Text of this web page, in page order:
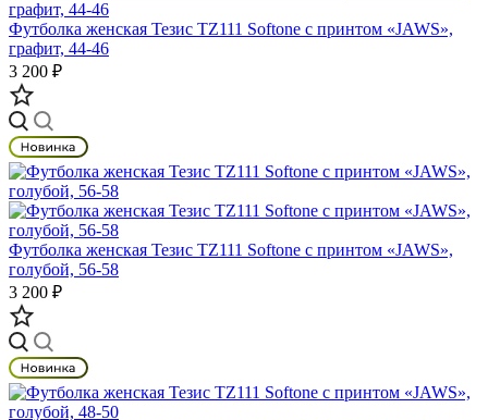
Футболка женская Тезис TZ111 Softone с принтом «JAWS»,
графит, 44-46
3 200 ₽
Футболка женская Тезис TZ111 Softone с принтом «JAWS»,
голубой, 56-58
3 200 ₽